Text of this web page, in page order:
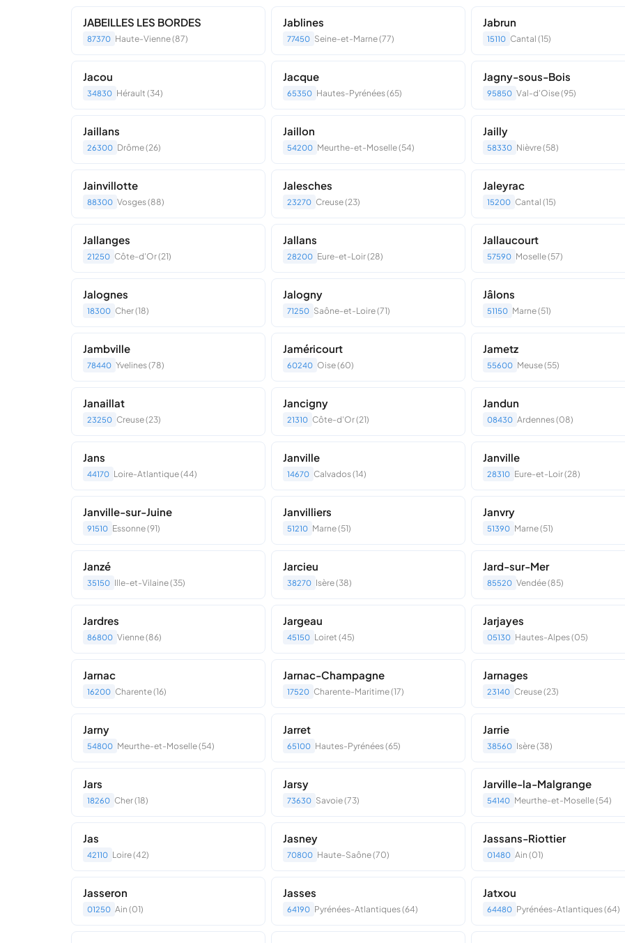
JABEILLES LES BORDES
87370 Haute-Vienne (87)
Jablines
77450 Seine-et-Marne (77)
Jabrun
15110 Cantal (15)
Jacou
34830 Hérault (34)
Jacque
65350 Hautes-Pyrénées (65)
Jagny-sous-Bois
95850 Val-d'Oise (95)
Jaillans
26300 Drôme (26)
Jaillon
54200 Meurthe-et-Moselle (54)
Jailly
58330 Nièvre (58)
Jainvillotte
88300 Vosges (88)
Jalesches
23270 Creuse (23)
Jaleyrac
15200 Cantal (15)
Jallanges
21250 Côte-d'Or (21)
Jallans
28200 Eure-et-Loir (28)
Jallaucourt
57590 Moselle (57)
Jalognes
18300 Cher (18)
Jalogny
71250 Saône-et-Loire (71)
Jâlons
51150 Marne (51)
Jambville
78440 Yvelines (78)
Jaméricourt
60240 Oise (60)
Jametz
55600 Meuse (55)
Janaillat
23250 Creuse (23)
Jancigny
21310 Côte-d'Or (21)
Jandun
08430 Ardennes (08)
Jans
44170 Loire-Atlantique (44)
Janville
14670 Calvados (14)
Janville
28310 Eure-et-Loir (28)
Janville-sur-Juine
91510 Essonne (91)
Janvilliers
51210 Marne (51)
Janvry
51390 Marne (51)
Janzé
35150 Ille-et-Vilaine (35)
Jarcieu
38270 Isère (38)
Jard-sur-Mer
85520 Vendée (85)
Jardres
86800 Vienne (86)
Jargeau
45150 Loiret (45)
Jarjayes
05130 Hautes-Alpes (05)
Jarnac
16200 Charente (16)
Jarnac-Champagne
17520 Charente-Maritime (17)
Jarnages
23140 Creuse (23)
Jarny
54800 Meurthe-et-Moselle (54)
Jarret
65100 Hautes-Pyrénées (65)
Jarrie
38560 Isère (38)
Jars
18260 Cher (18)
Jarsy
73630 Savoie (73)
Jarville-la-Malgrange
54140 Meurthe-et-Moselle (54)
Jas
42110 Loire (42)
Jasney
70800 Haute-Saône (70)
Jassans-Riottier
01480 Ain (01)
Jasseron
01250 Ain (01)
Jasses
64190 Pyrénées-Atlantiques (64)
Jatxou
64480 Pyrénées-Atlantiques (64)